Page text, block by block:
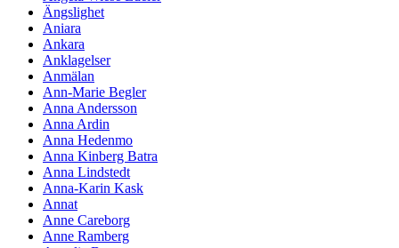
Ängslighet
Aniara
Ankara
Anklagelser
Anmälan
Ann-Marie Begler
Anna Andersson
Anna Ardin
Anna Hedenmo
Anna Kinberg Batra
Anna Lindstedt
Anna-Karin Kask
Annat
Anne Careborg
Anne Ramberg